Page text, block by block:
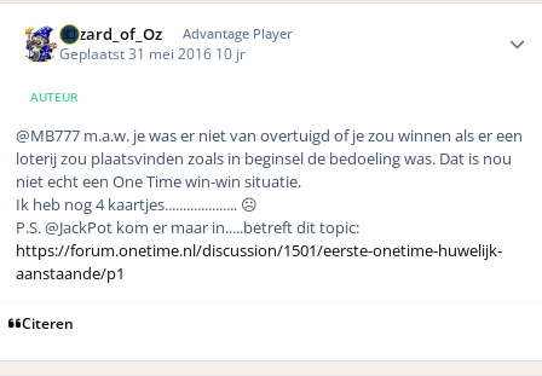
Wizard_of_Oz Advantage Player
Geplaatst31 mei 2016 10 jr
AUTEUR
@MB777 m.a.w. je was er niet van overtuigd of je zou winnen als er een
loterij zou plaatsvinden zoals in beginsel de bedoeling was. Dat is nou
niet echt een One Time win-win situatie.
Ik heb nog 4 kaartjes.................... ☹️
P.S. @JackPot kom er maar in.....betreft dit topic:
https://forum.onetime.nl/discussion/1501/eerste-onetime-huwelijk-
aanstaande/p1
Citeren